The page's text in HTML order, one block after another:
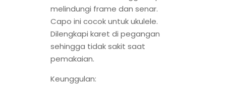
melindungi frame dan senar.
Capo ini cocok untuk ukulele.
Dilengkapi karet di pegangan
sehingga tidak sakit saat
pemakaian.
Keunggulan: